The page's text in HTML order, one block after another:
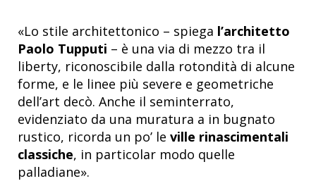
«Lo stile architettonico – spiega l’architetto
Paolo Tupputi – è una via di mezzo tra il
liberty, riconoscibile dalla rotondità di alcune
forme, e le linee più severe e geometriche
dell’art decò. Anche il seminterrato,
evidenziato da una muratura a in bugnato
rustico, ricorda un po’ le ville rinascimentali
classiche, in particolar modo quelle
palladiane».